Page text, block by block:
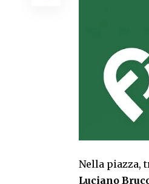
Nella piazza,
Luciano